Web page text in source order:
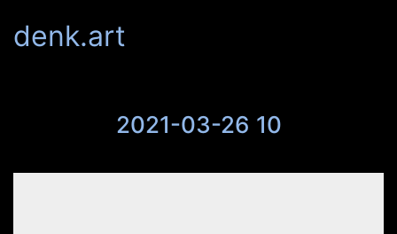
denk.art
2021-03-26 10